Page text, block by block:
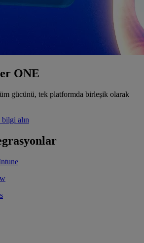
ONE
gücünü, tek platformda birleşik olarak
alın